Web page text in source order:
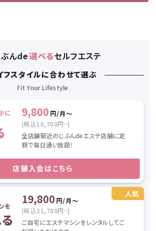
んde選べるセルフエステ
フスタイルに合わせて選ぶ
に 9,800 円/月〜
(税込10,780円~)
全店舗駅近のじぶんdeエステ店舗に定
額で毎日通い放題！
店舗入会はこちら
を 19,800 円/月〜
(税込21,780円~)
ご自宅にエステマシンをレンタルしてご